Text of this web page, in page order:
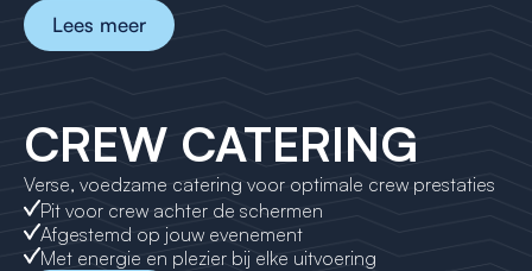
Lees meer
CREW CATERING
Verse, voedzame catering voor optimale crew prestaties
Pit voor crew achter de schermen
Afgestemd op jouw evenement
Met energie en plezier bij elke uitvoering